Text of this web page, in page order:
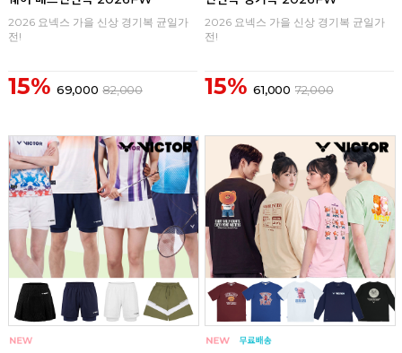
2026 요넥스 가을 신상 경기복 균일가
전!
15% 69,000 82,000
2026 요넥스 가을 신상 경기복 균일가
전!
15% 61,000 72,000